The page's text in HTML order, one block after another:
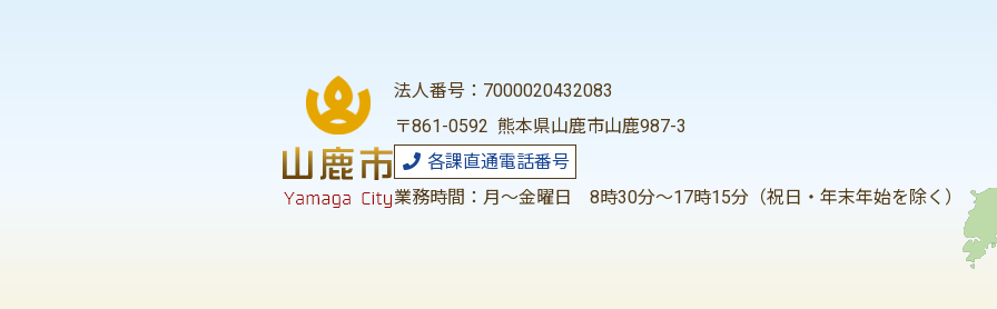
法人番号：7000020432083
〒861-0592 熊本県山鹿市山鹿987-3
各課直通電話番号
業務時間：月～金曜日 8時30分～17時15分（祝日・年末年始を除く）